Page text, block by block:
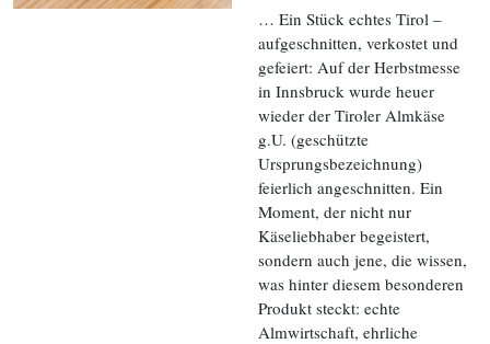
… Ein Stück echtes Tirol –
aufgeschnitten, verkostet und
gefeiert: Auf der Herbstmesse
in Innsbruck wurde heuer
wieder der Tiroler Almkäse
g.U. (geschützte
Ursprungsbezeichnung)
feierlich angeschnitten. Ein
Moment, der nicht nur
Käseliebhaber begeistert,
sondern auch jene, die wissen,
was hinter diesem besonderen
Produkt steckt: echte
Almwirtschaft, ehrliche